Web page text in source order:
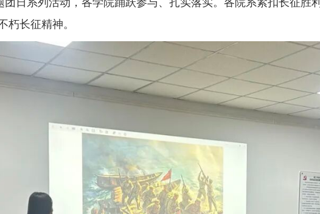
团日系列活动，各学院踊跃参与、扎实落实。各院系紧扣长征胜
朽长征精神。